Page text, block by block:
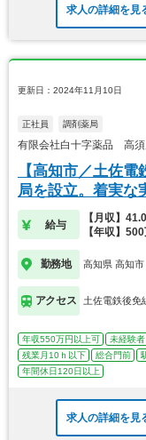
求人の詳細を見
更新日：2024年11月10日
正社員 調剤薬局
有限会社白十字薬品 高須
【高知市／土佐
局を設立。着実な
給与
【月収】
【年収】
勤務地 高知県 高知市
アクセス 土佐電鉄後免
年収550万円以上可 未経験
残業月10ｈ以下
総合門前
年間休日120日以上
求人の詳細を見